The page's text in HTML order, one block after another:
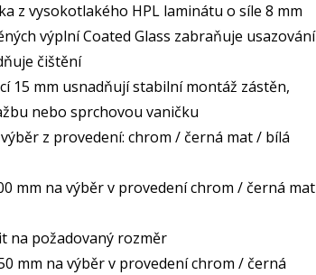
z vysokotlakého HPL laminátu o síle 8 mm
výplní Coated Glass zabraňuje usazování
čištění
15 mm usnadňují stabilní montáž zástěn,
nebo sprchovou vaničku
z provedení: chrom / černá mat / bílá
mm na výběr v provedení chrom / černá mat
na požadovaný rozměr
mm na výběr v provedení chrom / černá